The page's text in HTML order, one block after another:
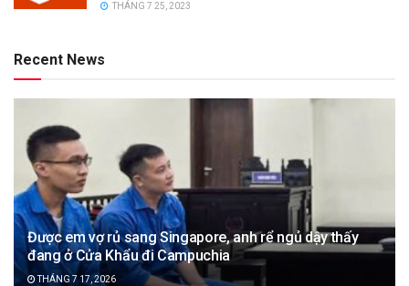
THÁNG 7 25, 2023
Recent News
Được em vợ rủ sang Singapore, anh rể ngủ dậy thấy
đang ở Cửa Khẩu đi Campuchia
THÁNG 7 17, 2026